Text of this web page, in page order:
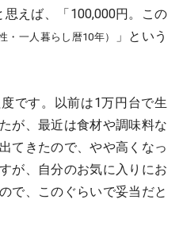
思えば、「100,000円。この
・一人暮らし暦10年）
」という
です。以前は1万円台で生
が、最近は食材や調味料な
てきたので、やや高くなっ
が、自分のお気に入りにお
で、このぐらいで妥当だと